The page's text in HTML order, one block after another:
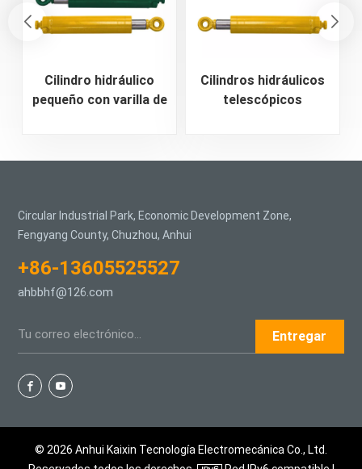
Cilindro hidráulico
pequeño con varilla de
Cilindros hidráulicos
telescópicos
Circular Industrial Park, Economic Development Zone,
Fengyang County, Chuzhou, Anhui
+86-13605525527
ahbbhf@126.com
Entregar
© 2026 Anhui Kaixin Tecnología Electromecánica Co., Ltd.